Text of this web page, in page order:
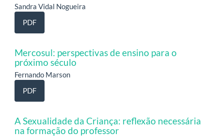
Sandra Vidal Nogueira
PDF
Mercosul: perspectivas de ensino para o
próximo século
Fernando Marson
PDF
A Sexualidade da Criança: reflexão necessária
na formação do professor